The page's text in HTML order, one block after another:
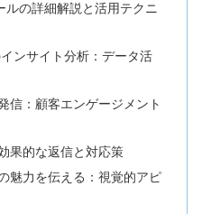
の詳細解説と活用テクニ
ンサイト分析：データ活
信：顧客エンゲージメント
果的な返信と対応策
魅力を伝える：視覚的アピ